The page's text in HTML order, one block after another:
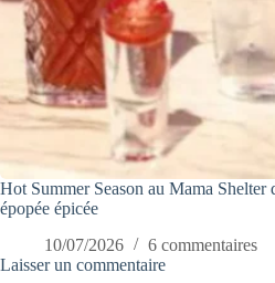
Hot Summer Season au Mama Shelter
épopée épicée
10/07/2026
6 commentaires
Laisser un commentaire